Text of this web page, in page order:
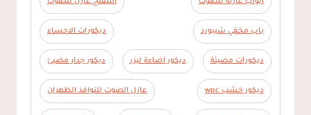
باب مخفي شيبورد ديكورات الاحساء
ديكورات مضيئة ديكور اضاءة ليزر ديكور جدار مضيئ
ديكور خشب wpc عازل الصوت للنوافذ الظهران